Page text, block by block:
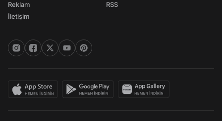
Reklam
İletişim
RSS